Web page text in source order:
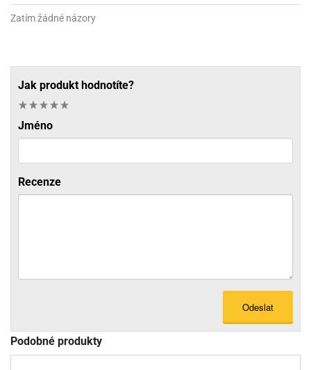
Zatím žádné názory
Jak produkt hodnotíte?
Jméno
Recenze
Odeslat
Podobné produkty